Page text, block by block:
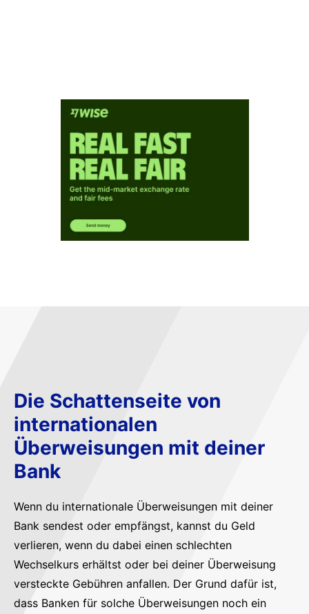
Die Schattenseite von
internationalen
Überweisungen mit deiner
Bank
Wenn du internationale Überweisungen mit deiner
Bank sendest oder empfängst, kannst du Geld
verlieren, wenn du dabei einen schlechten
Wechselkurs erhältst oder bei deiner Überweisung
versteckte Gebühren anfallen. Der Grund dafür ist,
dass Banken für solche Überweisungen noch ein